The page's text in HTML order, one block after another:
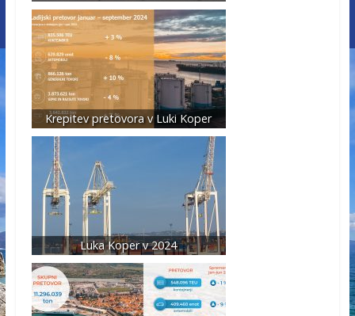
Krepitev pretovora v Luki Koper
Luka Koper v 2024